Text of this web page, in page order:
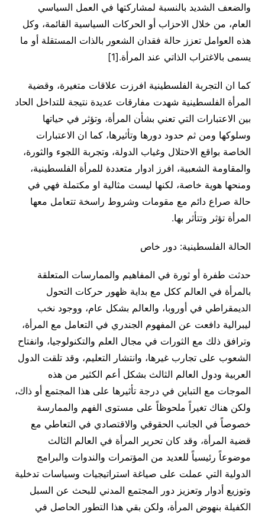
والضعف الشديد بالنسبة لمشاركتها في العمل السياسي
العام، من خلال الاحزاب أو الحركات السياسية القائمة، وكل
هذه العوامل تعزز حالة فقدان الشعور بالذات المستقلة أو ما
يسمى بالاغتراب الذاتي عند المرأة.[1]
كما ان التجربة الفلسطينية افرزت علاقات متغيرة، وقضية
المرأة الفلسطينية شهدت مفارقات عديدة نتيجة للتداخل الحاد
بين الاعتبارات التي تعني بشأن المرأة، وتؤثر في حياتها
وسلوكها ومن ثم حدود دورها وتأثيرها، كما ان الاعتبارات
الخاصة بواقع الاحتلال وغياب الدولة، وتجربة اللجوء والثورة،
والمقاومة الشعبية، افرز ادوار متعددة للمرأة الفلسطينية،
ومنحها هوية خاصة، لكنها ليست مثالية او مكتملة فهي في
حالة صراع دائم مع مقومات وشروط راسخة تتعامل معها
المرأة تؤثر وتتأثر بها.
الحالة الفلسطينية: دور خاص
حدثت طفرة أو ثورة في المفاهيم والممارسات المتعلقة
بالمرأة في العالم ككل مع بداية ظهور حركات التحول
الديمقراطي في أوروبا، والعالم بشكل عام، ووجود نخب
ليبرالية دافعت عن المفهوم الجندري في التعامل مع المرأة،
وترافق ذلك مع الثورات في مجال العلم والتكنولوجيا، وانفتاح
الشعوب على تجارب غيرها، وانتشار التعليم، وقد تلقت الدول
العربية ودول العالم الثالث بشكل أعم الكثير من هذه
الموجات مع التباين في درجة تأثيرها على هذا المجتمع أو ذاك،
ولكن هناك تغيراً ملحوظاً على مستوى الفهم والممارسة
خصوصاً في الجانب الحقوقي والاقتصادي في التعاطي مع
قضية المرأة، وقد كان تحرير المرأة في العالم الثالث
موضوعاً رئيسياً للعديد من المؤتمرات والندوات والبرامج
الدولية التي عملت على صياغة استراتيجيات وسياسات تدخلية
وتوزيع أدوار وتعزيز دور المجتمع المدني للبحث عن السبل
الكفيلة بنهوض المرأة، ولكن بقي هذا التطور الحاصل في